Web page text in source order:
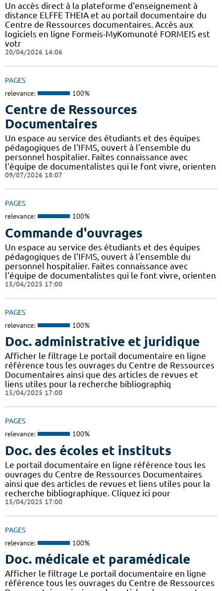
Un accès direct à la plateforme d'enseignement à
distance ELFFE THEIA et au portail documentaire du
Centre de Ressources documentaires. Accès aux
logiciels en ligne Formeis-MyKomunoté FORMEIS est
votr
20/04/2026 14:06
PAGES
relevance: 100%
Centre de Ressources
Documentaires
Un espace au service des étudiants et des équipes
pédagogiques de l'IFMS, ouvert à l'ensemble du
personnel hospitalier. Faites connaissance avec
l'équipe de documentalistes qui le font vivre, orienten
09/07/2026 18:07
PAGES
relevance: 100%
Commande d'ouvrages
Un espace au service des étudiants et des équipes
pédagogiques de l'IFMS, ouvert à l'ensemble du
personnel hospitalier. Faites connaissance avec
l'équipe de documentalistes qui le font vivre, orienten
15/04/2025 17:00
PAGES
relevance: 100%
Doc. administrative et juridique
Afficher le filtrage Le portail documentaire en ligne
référence tous les ouvrages du Centre de Ressources
Documentaires ainsi que des articles de revues et
liens utiles pour la recherche bibliographiq
15/04/2025 17:00
PAGES
relevance: 100%
Doc. des écoles et instituts
Le portail documentaire en ligne référence tous les
ouvrages du Centre de Ressources Documentaires
ainsi que des articles de revues et liens utiles pour la
recherche bibliographique. Cliquez ici pour
15/04/2025 17:00
PAGES
relevance: 100%
Doc. médicale et paramédicale
Afficher le filtrage Le portail documentaire en ligne
référence tous les ouvrages du Centre de Ressources